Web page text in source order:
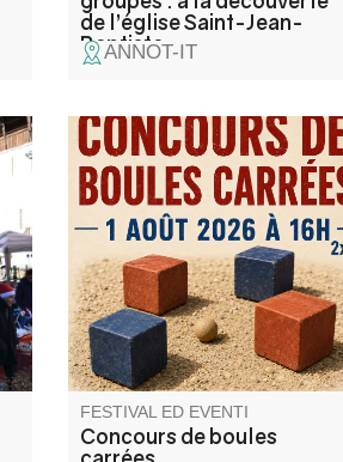
de l’église Saint-Jean-
Baptiste
ANNOT-IT
Concours de boules carrées
sponsorisé par l'entreprise
Norberto Andrade , Buvette et
restauration sur place
FESTIVAL ED EVENTI
Concours de boules